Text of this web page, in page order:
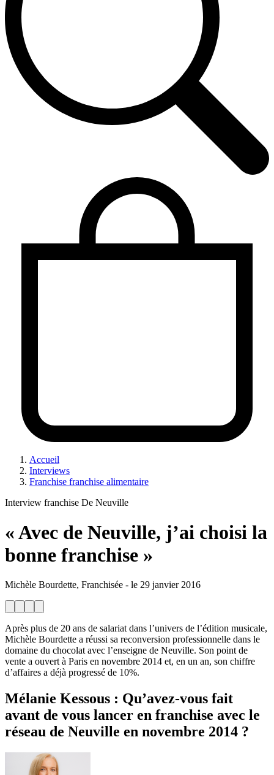
Accueil
Interviews
Franchise franchise alimentaire
Interview franchise De Neuville
« Avec de Neuville, j’ai choisi la
bonne franchise »
Michèle Bourdette, Franchisée - le 29 janvier 2016
Après plus de 20 ans de salariat dans l’univers de l’édition musicale,
Michèle Bourdette a réussi sa reconversion professionnelle dans le
domaine du chocolat avec l’enseigne de Neuville. Son point de
vente a ouvert à Paris en novembre 2014 et, en un an, son chiffre
d’affaires a déjà progressé de 10%.
Mélanie Kessous : Qu’avez-vous fait
avant de vous lancer en franchise avec le
réseau de Neuville en novembre 2014 ?